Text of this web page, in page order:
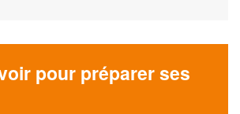
pour préparer ses